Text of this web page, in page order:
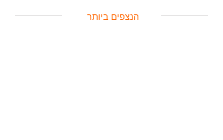
הנצפים ביותר